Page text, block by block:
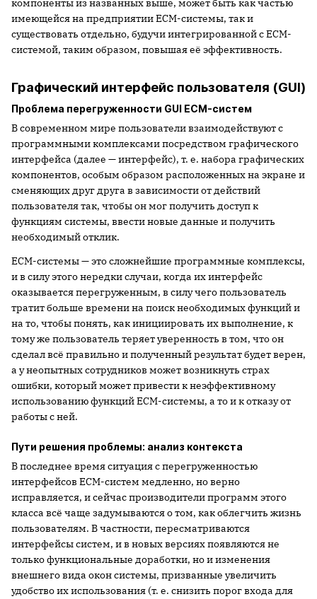
компоненты из названных выше, может быть как частью
имеющейся на предприятии ECM-системы, так и
существовать отдельно, будучи интегрированной с ECM-
системой, таким образом, повышая её эффективность.
Графический интерфейс пользователя (GUI)
Проблема перегруженности GUI ECM-систем
В современном мире пользователи взаимодействуют с
программными комплексами посредством графического
интерфейса (далее — интерфейс), т. е. набора графических
компонентов, особым образом расположенных на экране и
сменяющих друг друга в зависимости от действий
пользователя так, чтобы он мог получить доступ к
функциям системы, ввести новые данные и получить
необходимый отклик.
ECM-системы — это сложнейшие программные комплексы,
и в силу этого нередки случаи, когда их интерфейс
оказывается перегруженным, в силу чего пользователь
тратит больше времени на поиск необходимых функций и
на то, чтобы понять, как инициировать их выполнение, к
тому же пользователь теряет уверенность в том, что он
сделал всё правильно и полученный результат будет верен,
а у неопытных сотрудников может возникнуть страх
ошибки, который может привести к неэффективному
использованию функций ECM-системы, а то и к отказу от
работы с ней.
Пути решения проблемы: анализ контекста
В последнее время ситуация с перегруженностью
интерфейсов ECM-систем медленно, но верно
исправляется, и сейчас производители программ этого
класса всё чаще задумываются о том, как облегчить жизнь
пользователям. В частности, пересматриваются
интерфейсы систем, и в новых версиях появляются не
только функциональные доработки, но и изменения
внешнего вида окон системы, призванные увеличить
удобство их использования (т. е. снизить порог входа для